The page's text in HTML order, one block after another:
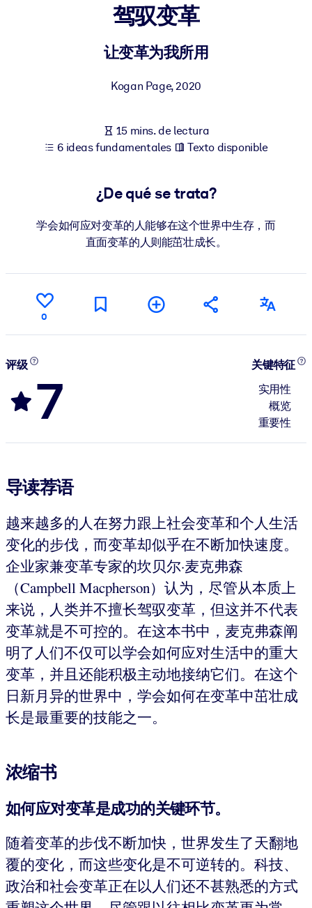
obtener mejores resultados de aprendizaje.
Enriquezca su biblioteca corporativa con conocimientos
empresariales confiables y listos para usar.
Alimente sus sistemas de IA con conocimientos fiables y
驾驭变革
让变革为我所用
Kogan Page,2020
15 mins. de lectura
6 ideas fundamentales
Texto disponible
¿De qué se trata?
学会如何应对变革的人能够在这个世界中生存，而
直面变革的人则能茁壮成长。
0
评级
7
关键特征
实用性
概览
重要性
导读荐语
越来越多的人在努力跟上社会变革和个人生活
变化的步伐，而变革却似乎在不断加快速度。
企业家兼变革专家的坎贝尔·麦克弗森
（Campbell Macpherson）认为，尽管从本质上
来说，人类并不擅长驾驭变革，但这并不代表
变革就是不可控的。在这本书中，麦克弗森阐
明了人们不仅可以学会如何应对生活中的重大
变革，并且还能积极主动地接纳它们。在这个
日新月异的世界中，学会如何在变革中茁壮成
长是最重要的技能之一。
浓缩书
如何应对变革是成功的关键环节。
随着变革的步伐不断加快，世界发生了天翻地
覆的变化，而这些变化是不可逆转的。科技、
政治和社会变革正在以人们还不甚熟悉的方式